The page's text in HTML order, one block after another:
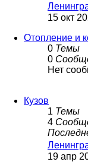
15 окт
Отопление и
0 Темы
0
Нет
Кузов
1 Темы
4
19 апр